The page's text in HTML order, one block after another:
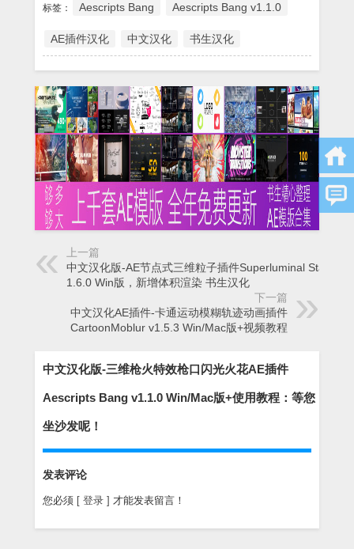
标签： Aescripts Bang Aescripts Bang v1.1.0
AE插件汉化 中文汉化 书生汉化
上一篇
中文汉化版-AE节点式三维粒子插件Superluminal Stardust
1.6.0 Win版，新增体积渲染 书生汉化
下一篇
中文汉化AE插件-卡通运动模糊轨迹动画插件
CartoonMoblur v1.5.3 Win/Mac版+视频教程
中文汉化版-三维枪火特效枪口闪光火花AE插件
Aescripts Bang v1.1.0 Win/Mac版+使用教程：等您
坐沙发呢！
发表评论
您必须 [ 登录 ] 才能发表留言！